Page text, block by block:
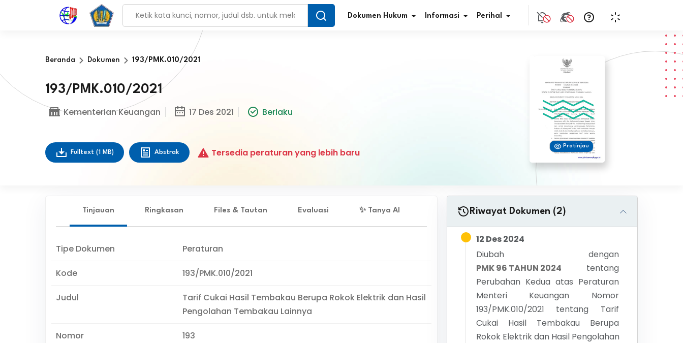
Dokumen Hukum Informasi
Simplifikasi Regulasi
Program Perencanaan
Penghargaan JDIH
Perihal
Beranda Dokumen 193/PMK.010/2021
193/PMK.010/2021
Kementerian Keuangan 17 Des 2021 Berlaku
Fulltext (1 MB) Abstrak Tersedia peraturan yang lebih baru
Pratinjau
Tinjauan Ringkasan Files & Tautan Evaluasi ✨ Tanya AI
Tipe Dokumen Peraturan
Kode 193/PMK.010/2021
Judul
Tarif Cukai Hasil Tembakau Berupa Rokok Elektrik dan Hasil
Pengolahan Tembakau Lainnya
Nomor 193
Riwayat Dokumen (2)
12 Des 2024
Diubah dengan
PMK 96 TAHUN 2024
tentang
Perubahan Kedua atas Peraturan
Menteri Keuangan Nomor
193/PMK.010/2021 tentang Tarif
Cukai Hasil Tembakau Berupa
Rokok Elektrik dan Hasil Pengolahan